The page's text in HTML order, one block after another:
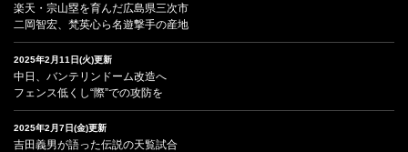
楽天・宗山塁を育んだ広島県三次市
二岡智宏、梵英心ら名遊撃手の産地
2025年2月11日(火)更新
中日、バンテリンドーム改造へ
フェンス低くし“際”での攻防を
2025年2月7日(金)更新
吉田義男が語った伝説の天覧試合